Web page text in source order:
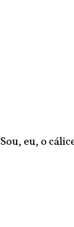
Sou, eu, o